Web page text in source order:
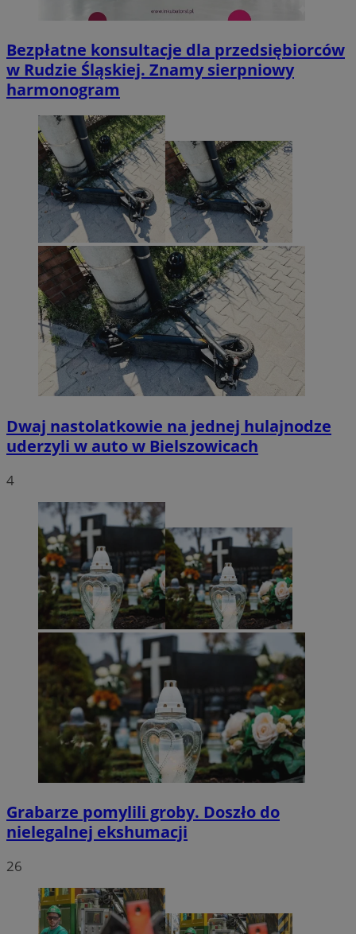
Bezpłatne konsultacje dla przedsiębiorców
w Rudzie Śląskiej. Znamy sierpniowy
harmonogram
Dwaj nastolatkowie na jednej hulajnodze
uderzyli w auto w Bielszowicach
4
Grabarze pomylili groby. Doszło do
nielegalnej ekshumacji
26